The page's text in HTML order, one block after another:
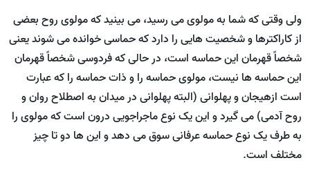
ولی وقتی که شما به مولوی می رسید، می بینید که مولوی روح بعضی
از کاراکترها و شخصیت هایی را دارد که حماسی خوانده می شوند یعنی
شخصاً قهرمان این حماسه است، در حالی که فردوسی شخصاً قهرمان
این حماسه ها نیست، مولوی حماسه را و ذات حماسه را که عبارت
است ازهیجان و پهلوانی (البته پهلوانی در میدان به اصطلاح روان و
روح آدمی) می گیرد و این یک نوع ماجراجویی درون است که مولوی را
به طرف یک نوع حماسه عرفانی سوق می دهد و این ها دو تا چیز
مختلف است.